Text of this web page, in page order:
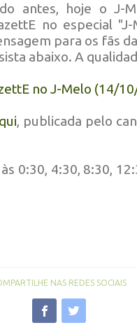
antes, hoje o J-
no especial "J-
para os fãs
abaixo. A
no J-Melo (14/
, publicada pelo
0:30, 4:30, 8:30,
NAS REDES SOCIAIS